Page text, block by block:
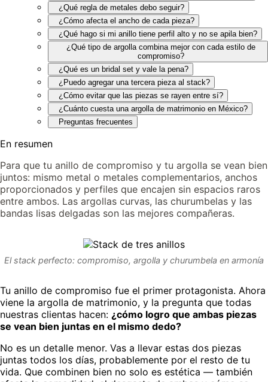
¿Qué regla de metales debo seguir?
¿Cómo afecta el ancho de cada pieza?
¿Qué hago si mi anillo tiene perfil alto y no se apila bien?
¿Qué tipo de argolla combina mejor con cada estilo de
compromiso?
¿Qué es un bridal set y vale la pena?
¿Puedo agregar una tercera pieza al stack?
¿Cómo evitar que las piezas se rayen entre sí?
¿Cuánto cuesta una argolla de matrimonio en México?
Preguntas frecuentes
En resumen
Para que tu anillo de compromiso y tu argolla se vean bien
juntos: mismo metal o metales complementarios, anchos
proporcionados y perfiles que encajen sin espacios raros
entre ambos. Las argollas curvas, las churumbelas y las
bandas lisas delgadas son las mejores compañeras.
El stack perfecto: compromiso, argolla y churumbela en armonía
Tu anillo de compromiso fue el primer protagonista. Ahora
viene la argolla de matrimonio, y la pregunta que todas
nuestras clientas hacen: ¿cómo logro que ambas piezas
se vean bien juntas en el mismo dedo?
No es un detalle menor. Vas a llevar estas dos piezas
juntas todos los días, probablemente por el resto de tu
vida. Que combinen bien no solo es estética — también